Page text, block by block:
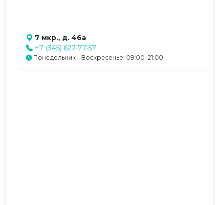
7 мкр., д. 46а
+7 (345) 627-77-57
Понедельник - Воскресенье: 09:00–21:00